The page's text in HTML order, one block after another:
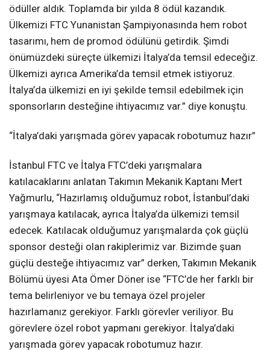
ödüller aldık. Toplamda bir yılda 8 ödül kazandık.
Ülkemizi FTC Yunanistan Şampiyonasında hem robot
tasarımı, hem de promod ödülünü getirdik. Şimdi
önümüzdeki süreçte ülkemizi İtalya’da temsil edeceğiz.
Ülkemizi ayrıca Amerika’da temsil etmek istiyoruz.
İtalya’da ülkemizi en iyi şekilde temsil edebilmek için
sponsorların desteğine ihtiyacımız var.” diye konuştu.
“İtalya’daki yarışmada görev yapacak robotumuz hazır”
İstanbul FTC ve İtalya FTC’deki yarışmalara
katılacaklarını anlatan Takımın Mekanik Kaptanı Mert
Yağmurlu, “Hazırlamış olduğumuz robot, İstanbul’daki
yarışmaya katılacak, ayrıca İtalya’da ülkemizi temsil
edecek. Katılacak olduğumuz yarışmalarda çok güçlü
sponsor desteği olan rakiplerimiz var. Bizimde şuan
güçlü desteğe ihtiyacımız var” derken, Takımın Mekanik
Bölümü üyesi Ata Ömer Döner ise “FTC’de her farklı bir
tema belirleniyor ve bu temaya özel projeler
hazırlamanız gerekiyor. Farklı görevler veriliyor. Bu
görevlere özel robot yapmanı gerekiyor. İtalya’daki
yarışmada görev yapacak robotumuz hazır.